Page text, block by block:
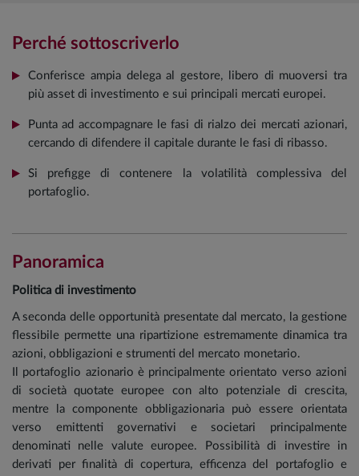
Perché sottoscriverlo
Conferisce ampia delega al gestore, libero di muoversi tra
più asset di investimento e sui principali mercati europei.
Punta ad accompagnare le fasi di rialzo dei mercati azionari,
cercando di difendere il capitale durante le fasi di ribasso.
Si prefigge di contenere la volatilità complessiva del
portafoglio.
Panoramica
Politica di investimento
A seconda delle opportunità presentate dal mercato, la gestione
flessibile permette una ripartizione estremamente dinamica tra
azioni, obbligazioni e strumenti del mercato monetario.
Il portafoglio azionario è principalmente orientato verso azioni
di società quotate europee con alto potenziale di crescita,
mentre la componente obbligazionaria può essere orientata
verso emittenti governativi e societari principalmente
denominati nelle valute europee. Possibilità di investire in
derivati per finalità di copertura, efficenza del portafoglio e